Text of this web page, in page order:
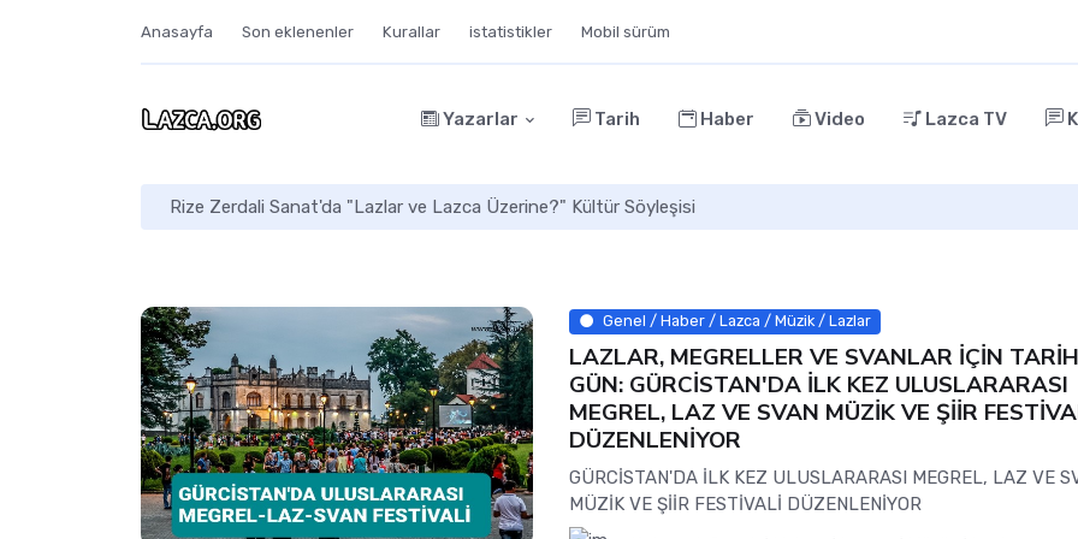
Anasayfa Son eklenenler Kurallar istatistikler Mobil sürüm
Yazarlar Tarih Haber Video Lazca TV
Rize Zerdali Sanat'da "Lazlar ve Lazca Üzerine?" Kültür Söyleşisi
Genel / Haber / Lazca / Müzik / Lazlar
LAZLAR, MEGRELLER VE SVANLAR İÇİN
GÜN: GÜRCİSTAN'DA İLK KEZ ULUSLARARASI
MEGREL, LAZ VE SVAN MÜZİK VE ŞİİR
DÜZENLENİYOR
GÜRCİSTAN'DA İLK KEZ ULUSLARARASI MEGREL, LAZ VE
MÜZİK VE ŞİİR FESTİVALİ DÜZENLENİYOR